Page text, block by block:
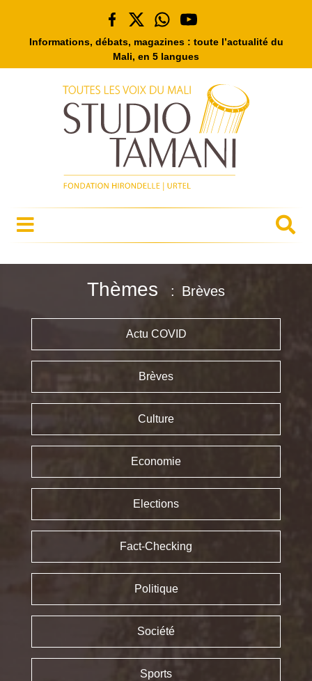
Informations, débats, magazines : toute l’actualité du
Mali, en 5 langues
Thèmes Brèves
Actu COVID
Brèves
Culture
Economie
Elections
Fact-Checking
Politique
Société
Sports